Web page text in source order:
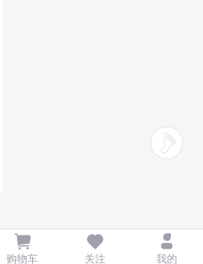
购物车 关注 我的